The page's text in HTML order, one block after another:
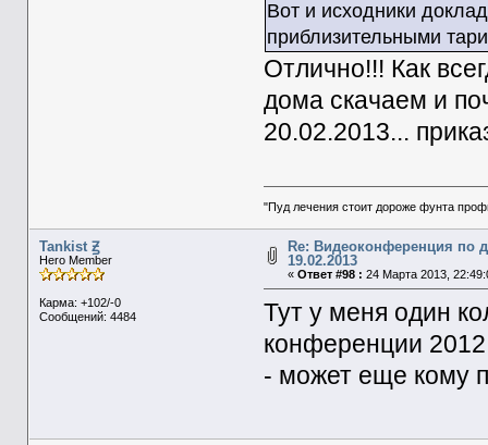
Вот и исходники
приблизительными
Отлично!!! Как
дома скачаем и
20.02.2013...
"Пуд лечения стоит дороже фунта
Tankist Ꙃ
Hero Member
Карма: +102/-0
Сообщений: 4484
Re: Видеоконференция по
19.02.2013
« Ответ #98 : 24 Марта 2013,
Тут у меня один
конференции
- может еще кому